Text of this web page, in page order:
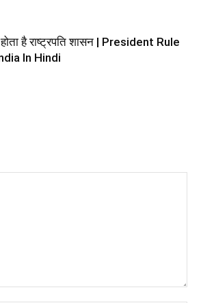
होता है राष्ट्रपति शासन | President Rule
In Hindi